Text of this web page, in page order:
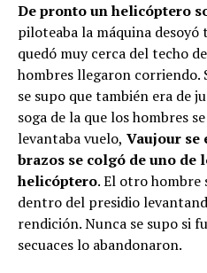
De pronto un helicóptero
piloteaba la máquina desoyó
quedó muy cerca del techo
hombres llegaron corriendo.
se supo que también era de
soga de la que los hombres
levantaba vuelo, Vaujour se
brazos se colgó de uno de
helicóptero. El otro hombre
dentro del presidio
rendición. Nunca se supo si
secuaces lo abandonaron.